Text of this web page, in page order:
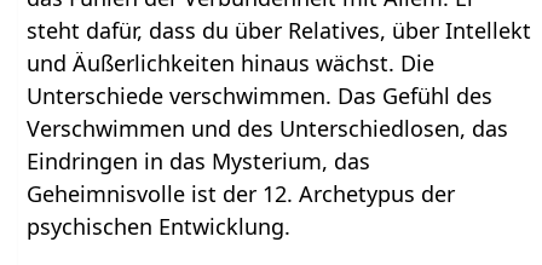
steht dafür, dass du über Relatives, über Intellekt
und Äußerlichkeiten hinaus wächst. Die
Unterschiede verschwimmen. Das Gefühl des
Verschwimmen und des Unterschiedlosen, das
Eindringen in das Mysterium, das
Geheimnisvolle ist der 12. Archetypus der
psychischen Entwicklung.